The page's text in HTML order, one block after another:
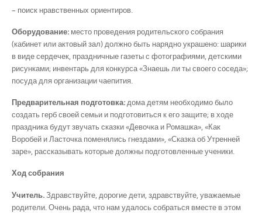
– поиск нравственных ориентиров.
Оборудование: место проведения родительского собрания
(кабинет или актовый зал) должно быть нарядно украшено: шарики
в виде сердечек, праздничные газеты с фотографиями, детскими
рисунками; инвентарь для конкурса «Знаешь ли ты своего соседа»;
посуда для организации чаепития.
Предварительная подготовка:дома детям необходимо было
создать герб своей семьи и подготовиться к его защите; в ходе
праздника будут звучать сказки «Девочка и Ромашка», «Как
Воробей и Ласточка поменялись гнездами», «Сказка об Утренней
заре», рассказывать которые должны подготовленные ученики.
Ход собрания
Учитель.Здравствуйте, дорогие дети, здравствуйте, уважаемые
родители. Очень рада, что нам удалось собраться вместе в этом